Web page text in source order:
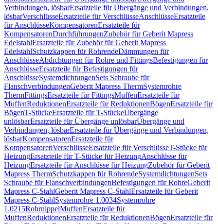
Verbindungen, lösbarErsatzteile für Übergänge und Verbindungen,
lösbarVerschlüsseErsatzteile für VerschlüsseAnschlüsseErsatzteile
für AnschlüsseKompensatorenErsatzteile für
KompensatorenDurchführungenZubehör für Geberit Mapress
EdelstahlErsatzteile für Zubehör für Geberit Mapress
EdelstahlSchutzkappen für RohrendeDämmungen für
AnschlüsseAbdichtungen für Rohre und FittingsBefestigungen für
AnschlüsseErsatzteile für Befestigungen für
AnschlüsseSystemdichtungenSets Schraube für
FlanschverbindungenGeberit Mapress ThermSystemrohre
ThermFittingsErsatzteile für FittingsMuffenErsatzteile für
MuffenReduktionenErsatzteile für ReduktionenBögenErsatzteile für
BögenT-StückeErsatzteile für T-StückeÜbergänge
unlösbarErsatzteile für Übergänge unlösbarÜbergänge und
Verbindungen, lösbarErsatzteile für Übergänge und Verbindungen,
lösbarKompensatorenErsatzteile für
KompensatorenVerschlüsseErsatzteile für VerschlüsseT-Stücke für
HeizungErsatzteile für T-Stücke für HeizungAnschlüsse für
HeizungErsatzteile für Anschlüsse für HeizungZubehör für Geberit
Mapress ThermSchutzkappen für RohrendeSystemdichtungenSets
Schraube für FlanschverbindungenBefestigungen für RohreGeberit
Mapress C-StahlGeberit Mapress C-StahlErsatzteile für Geberit
Mapress C-StahlSystemrohre 1.0034Systemrohre
1.0215RohrnippelMuffenErsatzteile für
MuffenReduktionenErsatzteile für ReduktionenBögenErsatzteile für